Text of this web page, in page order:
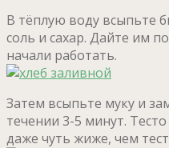
В тёплую воду всыпьте
соль и сахар. Дайте им
начали работать.
Затем всыпьте муку и
течении 3-5 минут.
даже чуть жиже, чем